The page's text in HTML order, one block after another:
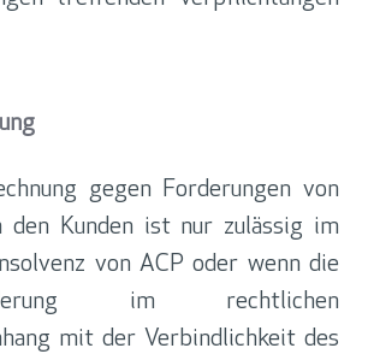
gegen Forderungen von
den Kunden ist nur zulässig im
von ACP oder wenn die
im rechtlichen
mit der Verbindlichkeit des